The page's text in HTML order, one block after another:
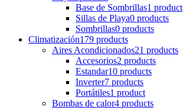
Base de Sombrillas1 product
Sillas de Playa0 products
Sombrillas0 products
Climatización179 products
Aires Acondicionados21 products
Accesorios2 products
Estandar10 products
Inverter7 products
Portátiles1 product
Bombas de calor4 products